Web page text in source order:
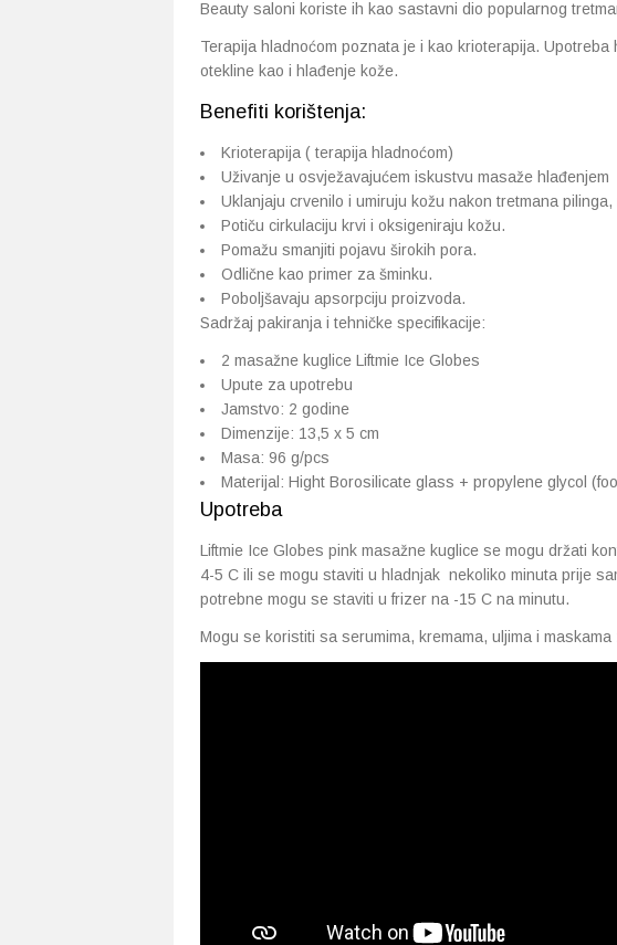
Beauty saloni koriste ih kao sastavni dio popularnog
Terapija hladnoćom poznata je i kao krioterapija.
otekline kao i hlađenje kože.
Benefiti korištenja:
Krioterapija ( terapija hladnoćom)
Uživanje u osvježavajućem iskustvu masaže hlađenjem
Uklanjaju crvenilo i umiruju kožu nakon tretmana
Potiču cirkulaciju krvi i oksigeniraju kožu.
Pomažu smanjiti pojavu širokih pora.
Odlične kao primer za šminku.
Poboljšavaju apsorpciju proizvoda.
Sadržaj pakiranja i tehničke specifikacije:
2 masažne kuglice Liftmie Ice Globes
Upute za upotrebu
Jamstvo: 2 godine
Dimenzije: 13,5 x 5 cm
Masa: 96 g/pcs
Materijal: Hight Borosilicate glass + propylene glycol
Upotreba
Liftmie Ice Globes pink masažne kuglice se mogu držati
4-5 C ili se mogu staviti u hladnjak nekoliko minuta prije
potrebne mogu se staviti u frizer na -15 C na minutu.
Mogu se koristiti sa serumima, kremama, uljima i maskama